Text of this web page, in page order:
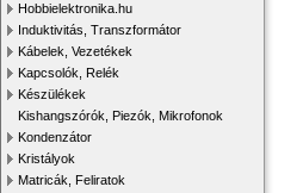
Hobbielektronika.hu
Induktivitás, Transzformátor
Kábelek, Vezetékek
Kapcsolók, Relék
Készülékek
Kishangszórók, Piezók, Mikrofonok
Kondenzátor
Kristályok
Matricák, Feliratok